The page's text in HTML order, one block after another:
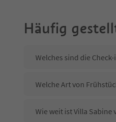
Häufig
Welches sind die
Welche Art von
Wie weit ist Villa